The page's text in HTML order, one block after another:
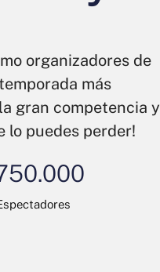
organizadores de
más
gran competencia y
lo puedes perder!